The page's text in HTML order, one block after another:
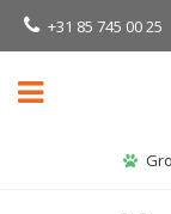
+31 85 745 00 25